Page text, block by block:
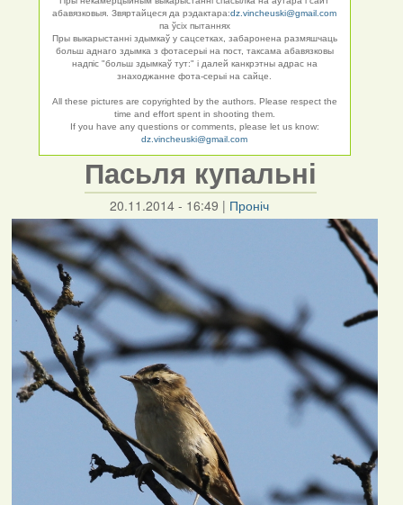
абавязковыя. Звяртайцеся да рэдактара:dz.vincheuski@gmail.com
па ўсіх пытаннях
Пры выкарыстанні здымкаў у сацсетках, забаронена размяшчаць
больш аднаго здымка з фотасерыі на пост, таксама абавязковы
надпіс "больш здымкаў тут:" і далей канкрэтны адрас на
знаходжанне фота-серыі на сайце.
All these pictures are copyrighted by the authors. Please respect the
time and effort spent in shooting them.
If you have any questions or comments, please let us know:
dz.vincheuski@gmail.com
Пасьля купальні
20.11.2014 - 16:49 | Проніч